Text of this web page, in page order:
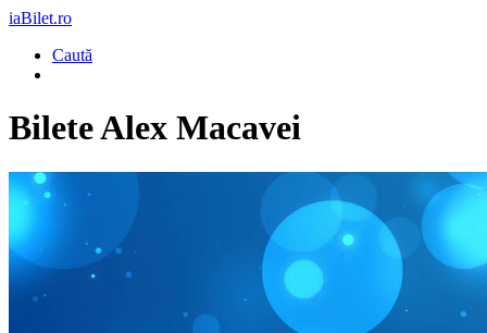
iaBilet.ro
Caută
BileteAlex Macavei